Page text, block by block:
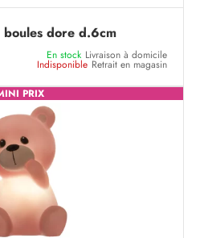
dore d.6cm
En stock Livraison à domicile
Indisponible Retrait en magasin
PRIX